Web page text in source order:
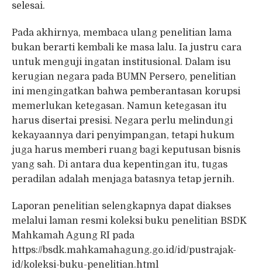
selesai.
Pada akhirnya, membaca ulang penelitian lama
bukan berarti kembali ke masa lalu. Ia justru cara
untuk menguji ingatan institusional. Dalam isu
kerugian negara pada BUMN Persero, penelitian
ini mengingatkan bahwa pemberantasan korupsi
memerlukan ketegasan. Namun ketegasan itu
harus disertai presisi. Negara perlu melindungi
kekayaannya dari penyimpangan, tetapi hukum
juga harus memberi ruang bagi keputusan bisnis
yang sah. Di antara dua kepentingan itu, tugas
peradilan adalah menjaga batasnya tetap jernih.
Laporan penelitian selengkapnya dapat diakses
melalui laman resmi koleksi buku penelitian BSDK
Mahkamah Agung RI pada
https://bsdk.mahkamahagung.go.id/id/pustrajak-
id/koleksi-buku-penelitian.html